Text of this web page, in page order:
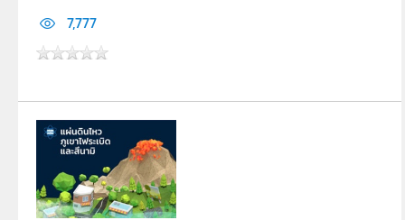
7,777